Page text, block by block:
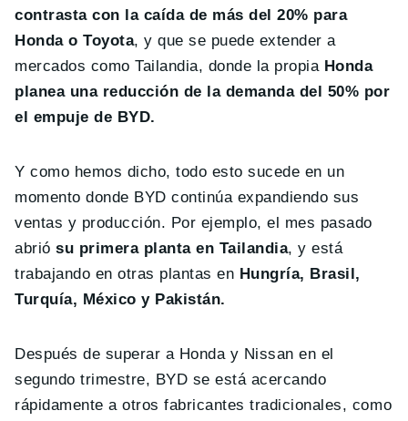
contrasta con la caída de más del 20% para
Honda o Toyota, y que se puede extender a
mercados como Tailandia, donde la propiaHonda
planea una reducción de la demanda del 50% por
el empuje de BYD.
Y como hemos dicho, todo esto sucede en un
momento donde BYD continúa expandiendo sus
ventas y producción. Por ejemplo, el mes pasado
abriósu primera planta en Tailandia, y está
trabajando en otras plantas en Hungría, Brasil,
Turquía, México y Pakistán.
Después de superar a Honda y Nissan en el
segundo trimestre, BYD se está acercando
rápidamente a otros fabricantes tradicionales, como